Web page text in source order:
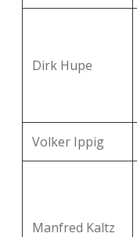
Dirk Hupe
Volker Ippig
Manfred Kaltz